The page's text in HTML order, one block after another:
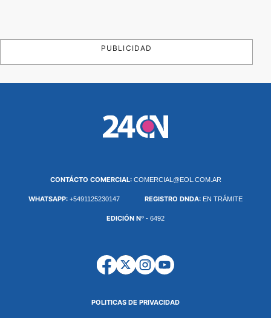
PUBLICIDAD
CONTÁCTO COMERCIAL: COMERCIAL@EOL.COM.AR
WHATSAPP: +5491125230147 REGISTRO DNDA: EN TRÁMITE
EDICIÓN Nº - 6492
POLITICAS DE PRIVACIDAD